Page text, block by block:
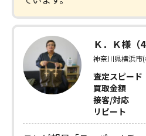
Ｋ．Ｋ様（
神奈川県横浜市
査定スピード
買取金額
接客/対応
リピート